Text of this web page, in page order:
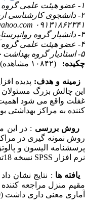
۱- عضو هیئت علمی گروه داخلی و جراحی دانشکده پرستاری و مامایی دانشگاه علوم پزشکی و خدمات بهداشتی درمانی تهران، تهران، ایران
۲- دانشجوی کارشناسی
۰۹۱۳۱۸۶۲۳۴۱ Email: happyyyyu@yahoo.com
۳- دانشیار گروه روانپرستاری، عضو مرکز تحقیقات مراقبتهای پرستاری دانشگاه علوم پزشکی و خدمات بهداشتی درمانی ایران، تهران، ایران
۴- عضو هیئت علمی گروه آمار دانشکده مدیریت و اطلاع رسانی پزشکی دانشگاه علوم پزشکی و خدمات بهداشتی درمانی ایران، تهران، ایران
۵- استادیار گروه بهداشت جامعه دانشکده پرستاری و مامایی دانشگاه علوم پزشکی و خدمات بهداشتی درمانی تهران، تهران، ایران
چکیده:
(۱۰۸۴۲ مشاهده)
زمینه و هدف: پدیده
این چالش بزرگ مسئولان
غفلت واقع می شود
کننده به مراکز بهداشتی
روش بررسی : در این مطالعه مقطعی جمعا 209
روش نمونه گیری در
پرسشنامه الیسون و
نرم افزار SPSS نسخه 18تجزیه و تحلیل شد. به منظور بررسی رابطه بین متغیرها، آزمون تی، ANOVA و کای اسکوئر مورد استفاده قرار گرفت.
یافته ها
آماری معنی داری داشت (001/0= p ).